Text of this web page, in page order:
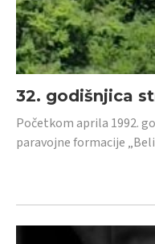
32. godišnjica
Početkom aprila 1992.
paravojne formacije